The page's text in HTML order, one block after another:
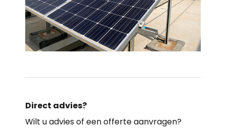
Direct advies?
Wilt u advies of een offerte aanvragen?